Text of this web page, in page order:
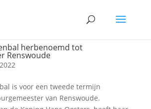
herbenoemd tot
Renswoude
is voor een tweede termijn
van Renswoude.